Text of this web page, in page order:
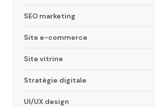
SEO marketing
Site e-commerce
Site vitrine
Stratégie digitale
UI/UX design